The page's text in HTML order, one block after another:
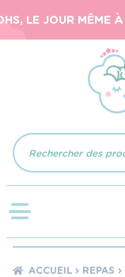
LE JOUR MÊME À
Recherche
de
produits
ACCUEIL REPAS